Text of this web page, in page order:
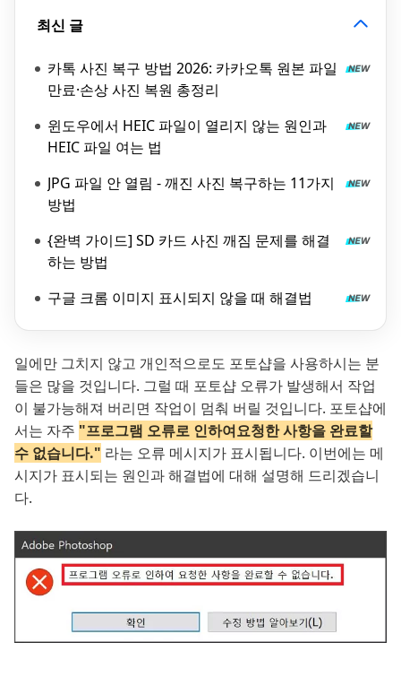
최신 글
카톡 사진 복구 방법 2026: 카카오톡 원본 파일
만료·손상 사진 복원 총정리
윈도우에서 HEIC 파일이 열리지 않는 원인과
HEIC 파일 여는 법
JPG 파일 안 열림 - 깨진 사진 복구하는 11가지
방법
{완벽 가이드] SD 카드 사진 깨짐 문제를 해결
하는 방법
구글 크롬 이미지 표시되지 않을 때 해결법
일에만 그치지 않고 개인적으로도 포토샵을 사용하시는 분
들은 많을 것입니다. 그럴 때 포토샵 오류가 발생해서 작업
이 불가능해져 버리면 작업이 멈춰 버릴 것입니다. 포토샵에
서는 자주 "프로그램 오류로 인하여요청한 사항을 완료할
수 없습니다." 라는 오류 메시지가 표시됩니다. 이번에는 메
시지가 표시되는 원인과 해결법에 대해 설명해 드리겠습니
다.